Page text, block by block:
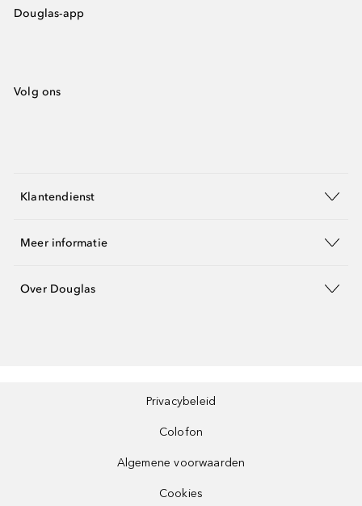
Douglas-app
Volg ons
Klantendienst
Meer informatie
Over Douglas
Privacybeleid
Colofon
Algemene voorwaarden
Cookies